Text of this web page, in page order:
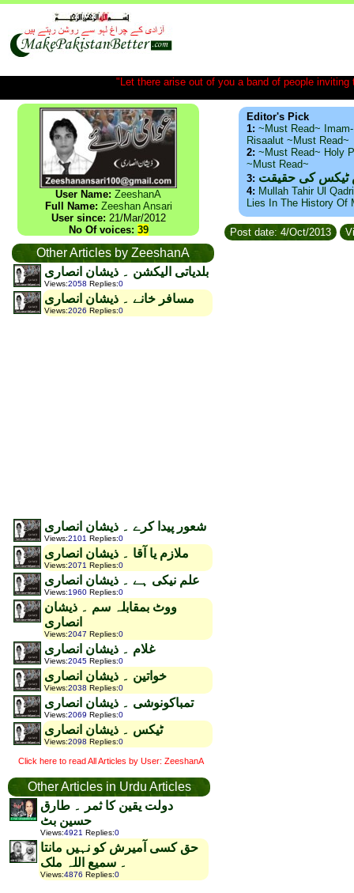
"Let there arise out of you a band of people
User Name: ZeeshanA
Full Name: Zeeshan Ansari
User since: 21/Mar/2012
No Of voices: 39
Other Articles by ZeeshanA
بلدیاتی الیکشن ۔ ذیشان انصاری
Views:2058 Replies:0
مسافر خانے ۔ ذیشان انصاری
Views:2026 Replies:0
شعور پیدا کرے ۔ ذیشان انصاری
Views:2101 Replies:0
ملازم یا آقا ۔ ذیشان انصاری
Views:2071 Replies:0
علم نیکی ہے ۔ ذیشان انصاری
Views:1960 Replies:0
ووٹ بمقابلہ سم ۔ ذیشان
انصاری
Views:2047 Replies:0
غلام ۔ ذیشان انصاری
Views:2045 Replies:0
خواتین ۔ ذیشان انصاری
Views:2038 Replies:0
تمباکونوشی ۔ ذیشان انصاری
Views:2069 Replies:0
ٹیکس ۔ ذیشان انصاری
Views:2098 Replies:0
Click here to read All Articles by User: ZeeshanA
Other Articles in Urdu Articles
دولت یقین کا ثمر ۔ طارق
حسین بٹ
Views:4921 Replies:0
حق کسی آمیرش کو نہیں مانتا
۔ سمیع اللہ ملک
Views:4876 Replies:0
Editor's Pick
1: ~Must Read~
Risaalut ~Must Read~
2: ~Must Read~ Holy
~Must Read~
3: ٹیکس کی حقیقت
4: Mullah Tahir Ul
Lies In The History Of
Post date: 4/Oct/2013